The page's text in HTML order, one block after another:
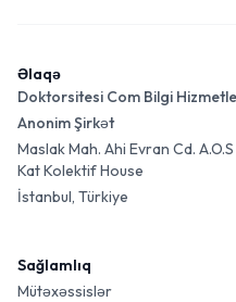
Əlaqə
Doktorsitesi Com Bilgi
Anonim Şirkət
Maslak Mah. Ahi Evran Cd.
Kat Kolektif House
İstanbul, Türkiye
Sağlamlıq
Mütəxəssislər